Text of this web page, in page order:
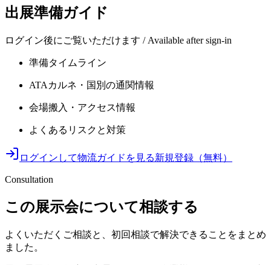
出展準備ガイド
ログイン後にご覧いただけます / Available after sign-in
準備タイムライン
ATAカルネ・国別の通関情報
会場搬入・アクセス情報
よくあるリスクと対策
ログインして物流ガイドを見る新規登録（無料）
Consultation
この展示会について相談する
よくいただくご相談と、初回相談で解決できることをまとめ
ました。